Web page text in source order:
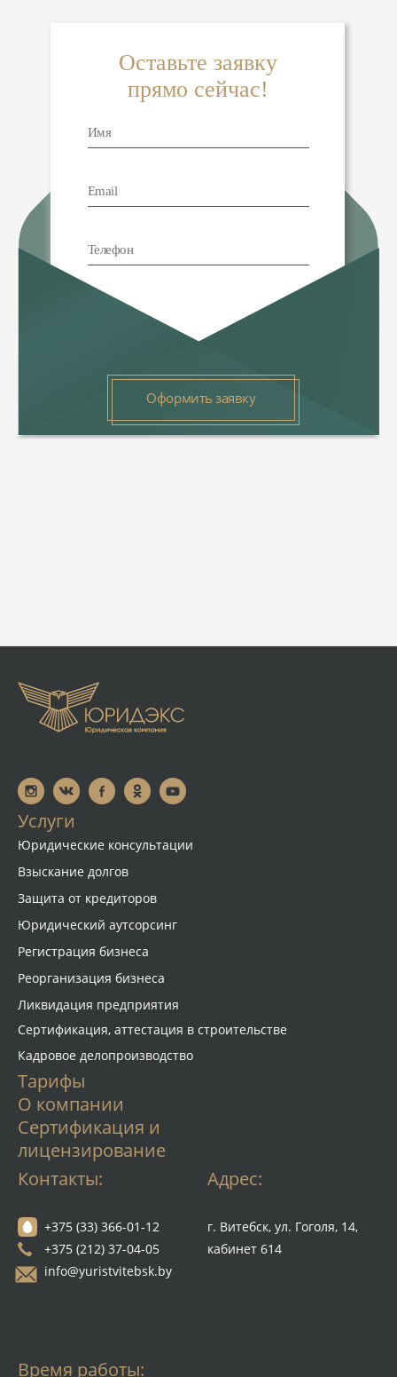
Оставьте заявку
прямо сейчас!
Услуги
Юридические консультации
Взыскание долгов
Защита от кредиторов
Юридический аутсорсинг
Регистрация бизнеса
Реорганизация бизнеса
Ликвидация предприятия
Сертификация, аттестация в строительстве
Кадровое делопроизводство
Контакты:
+375 (33) 366-01-12
+375 (212) 37-04-05
info@yuristvitebsk.by
Адрес:
г. Витебск, ул. Гоголя, 14,
кабинет 614
Тарифы
О компании
Сертификация и
лицензирование
Время работы: